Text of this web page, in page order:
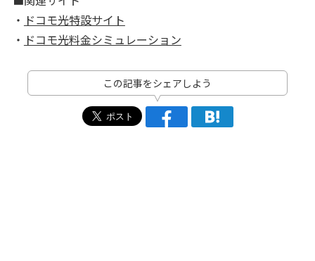
・ ドコモ光特設サイト
・ ドコモ光料金シミュレーション
この記事をシェアしよう